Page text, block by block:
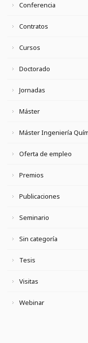
Conferencia
Contratos
Cursos
Doctorado
Jornadas
Máster
Máster Ingeniería
Oferta de empleo
Premios
Publicaciones
Seminario
Sin categoría
Tesis
Visitas
Webinar